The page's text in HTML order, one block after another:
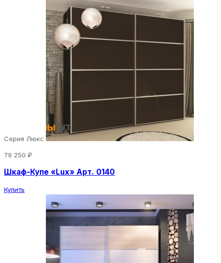
Серия Люкс
79 250 ₽
Шкаф-Купе «Lux» Арт. 0140
Купить